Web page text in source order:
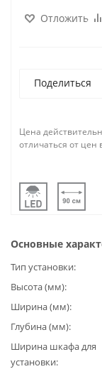
Отложить
Поделиться
Цена
отличаться от цен
Основные
Тип установки
Высота (мм)
Ширина (мм)
Глубина (мм)
Ширина шкафа для
установки